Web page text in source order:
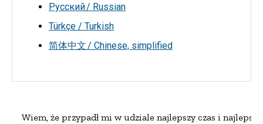
Русский / Russian
Türkçe / Turkish
简体中文 / Chinese, simplified
Wiem, że przypadł mi w udziale najlepszy czas i najlepsze